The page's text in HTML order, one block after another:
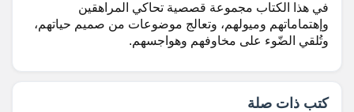
في هذا الكتاب مجموعة قصصية تحاكي المراهقين
وإهتماماتهم وميولهم، وتعالج موضوعات من صميم حياتهم،
وتُلقي الضّوء على مخاوفهم وهواجسهم.
كتب ذات صلة